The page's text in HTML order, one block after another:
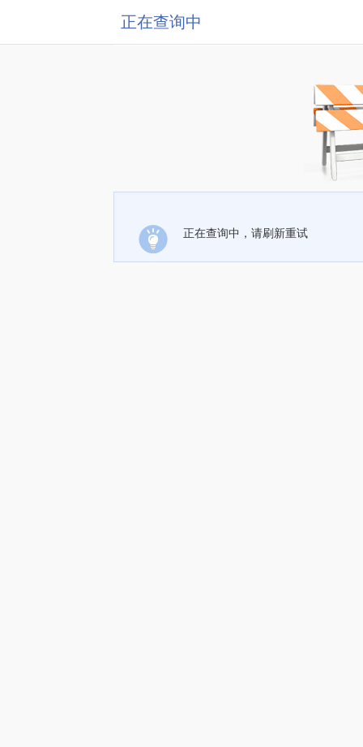
正在查询中
正在查询中，请刷新重试